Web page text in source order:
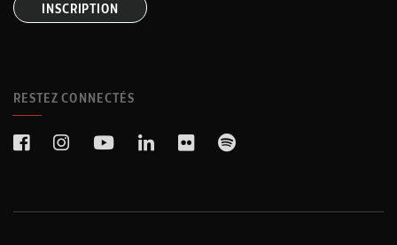
INSCRIPTION
RESTEZ CONNECTÉS